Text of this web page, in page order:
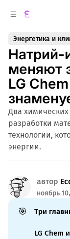
Энергетика и
Натрий-
меняют
LG
Два химических
разработки
технологии,
энергии.
автор
ноябрь
🎯 Три
LG Chem